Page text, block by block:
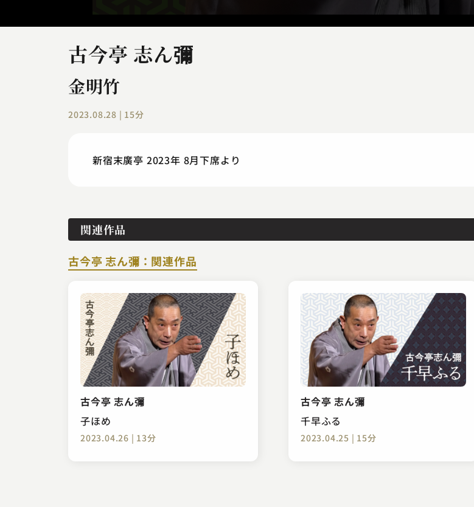
古今亭 志ん彌
金明竹
2023.08.28 | 15分
新宿末廣亭 2023年 8月下席より
関連作品
古今亭 志ん彌：関連作品
古今亭 志ん彌
子ほめ
2023.04.26 | 13分
古今亭 志ん彌
千早ふる
2023.04.25 | 15分